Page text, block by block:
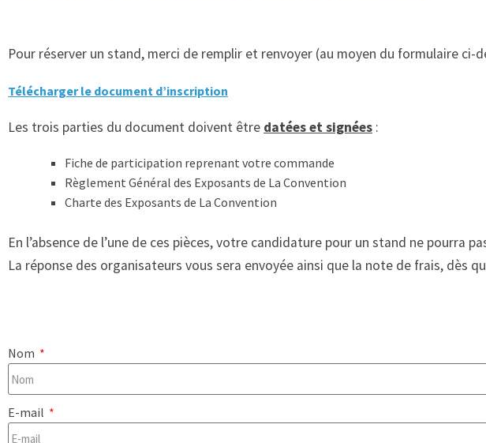
Pour réserver un stand, merci de remplir et renvoyer (au moyen du formulaire ci-
Télécharger le document d’inscription
Les trois parties du document doivent être datées et signées :
Fiche de participation reprenant votre commande
Règlement Général des Exposants de La Convention
Charte des Exposants de La Convention
En l’absence de l’une de ces pièces, votre candidature pour un stand ne pourra
La réponse des organisateurs vous sera envoyée ainsi que la note de frais, dès
Nom
E-mail